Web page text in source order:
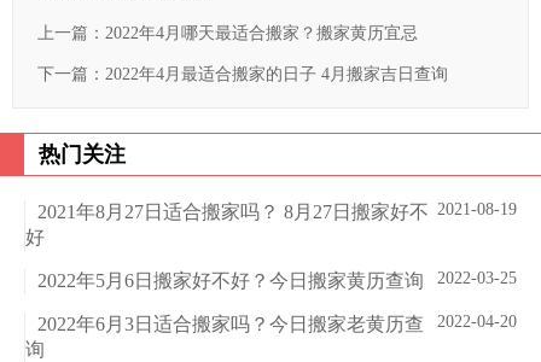
上一篇： 2022年4月哪天最适合搬家？搬家黄历宜忌
下一篇： 2022年4月最适合搬家的日子 4月搬家吉日查询
热门关注
2021-08-19
2021年8月27日适合搬家吗？ 8月27日搬家好不
好
2022-03-25
2022年5月6日搬家好不好？今日搬家黄历查询
2022-04-20
2022年6月3日适合搬家吗？今日搬家老黄历查
询